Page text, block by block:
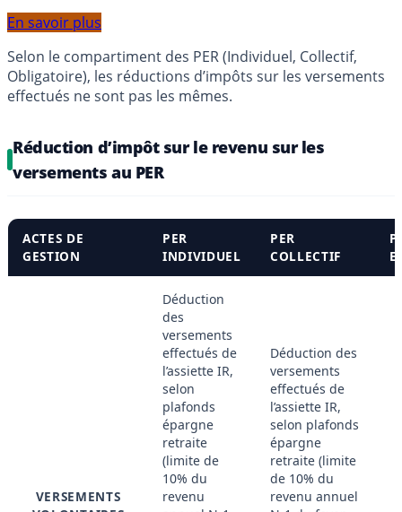
En savoir plus
Selon le compartiment des PER (Individuel, Collectif,
Obligatoire), les réductions d’impôts sur les versements
effectués ne sont pas les mêmes.
Réduction d’impôt sur le revenu sur les
versements au PER
ACTES DE
GESTION
PER
INDIVIDUEL
PER
COLLECTIF
VERSEMENTS
Déduction
des
versements
effectués de
l’assiette IR,
selon
plafonds
épargne
retraite
(limite de
10% du
revenu
Déduction des
versements
effectués de
l’assiette IR,
selon plafonds
épargne
retraite (limite
de 10% du
revenu annuel